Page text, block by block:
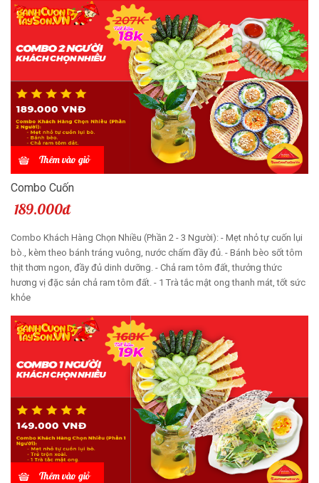
Thêm vào giỏ
Combo Cuốn
189.000đ
Combo Khách Hàng Chọn Nhiều (Phần 2 - 3 Người): - Mẹt nhỏ tự cuốn lụi
bò., kèm theo bánh tráng vuông, nước chấm đầy đủ. - Bánh bèo sốt tôm
thịt thơm ngon, đầy đủ dinh dưỡng. - Chả ram tôm đất, thưởng thức
hương vị đặc sản chả ram tôm đất. - 1 Trà tắc mật ong thanh mát, tốt sức
khỏe
Thêm vào giỏ